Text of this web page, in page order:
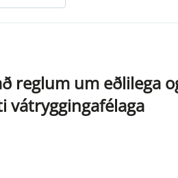
reglum um eðlilega